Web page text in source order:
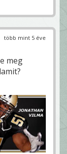
több mint 5 éve
meg